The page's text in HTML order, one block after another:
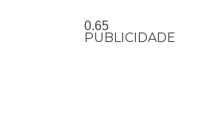
PUBLICIDADE